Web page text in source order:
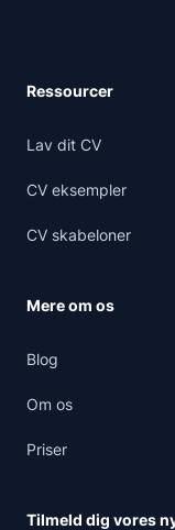
Ressourcer
Lav dit CV
CV eksempler
CV skabeloner
Mere om os
Blog
Om os
Priser
Tilmeld dig vores